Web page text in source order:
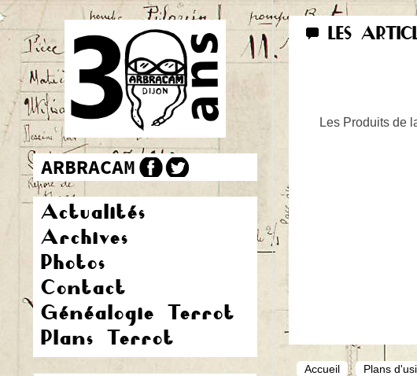
Actualités
Archives
Photos
Contact
Généalogie Terrot
Plans Terrot
LES
Les Produits de
Accueil Plans